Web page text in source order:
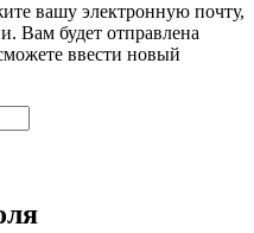
вашу электронную почту,
Вам будет отправлена
ввести новый